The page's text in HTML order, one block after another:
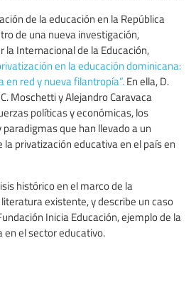
de la educación en la República
de una nueva investigación,
la Internacional de la Educación,
en la educación dominicana:
red y nueva filantropía”. En ella, D.
Moschetti y Alejandro Caravaca
políticas y económicas, los
que han llevado a un
privatización educativa en el país en
histórico en el marco de la
existente, y describe un caso
Inicia Educación, ejemplo de la
en el sector educativo.